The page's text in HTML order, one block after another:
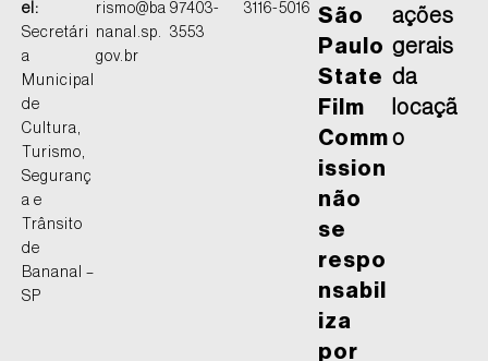
el:
Secretári
a
Municipal
de
Cultura,
Turismo,
Seguranç
a e
Trânsito
de
Bananal –
SP
rismo@ba
nanal.sp.
gov.br
97403-
3553
3116-5016 São
Paulo
State
Film
Comm
ission
não
se
respo
nsabil
iza
por
ações
gerais
da
locaçã
o